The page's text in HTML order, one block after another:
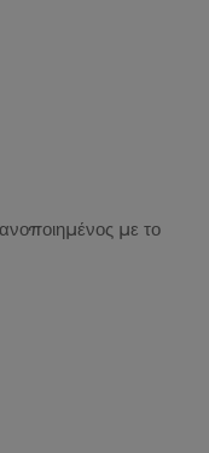
με το